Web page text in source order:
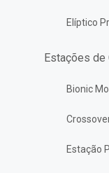
Elíptico
Estações de
Bionic
Estação